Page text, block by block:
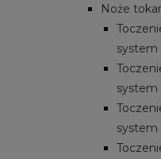
Noże
system
system
system